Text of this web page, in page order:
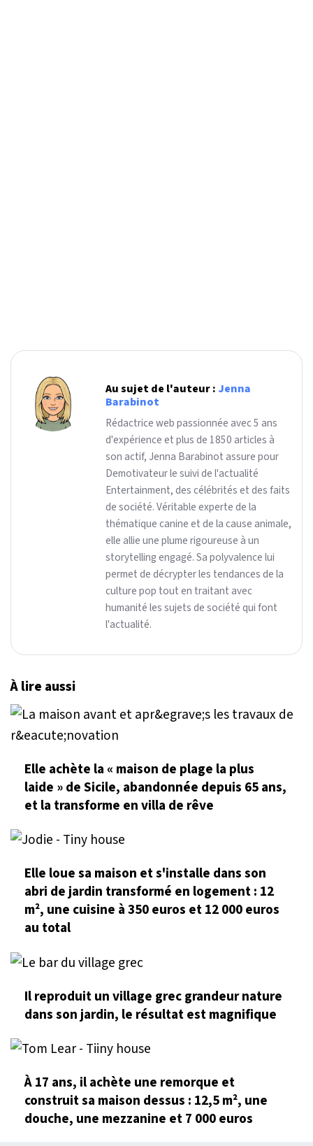
Au sujet de l'auteur : Jenna
Barabinot
Rédactrice web passionnée avec 5 ans
d'expérience et plus de 1850 articles à
son actif, Jenna Barabinot assure pour
Demotivateur le suivi de l'actualité
Entertainment, des célébrités et des faits
de société. Véritable experte de la
thématique canine et de la cause animale,
elle allie une plume rigoureuse à un
storytelling engagé. Sa polyvalence lui
permet de décrypter les tendances de la
culture pop tout en traitant avec
humanité les sujets de société qui font
l'actualité.
À lire aussi
Elle achète la « maison de plage la plus
laide » de Sicile, abandonnée depuis 65 ans,
et la transforme en villa de rêve
Elle loue sa maison et s'installe dans son
abri de jardin transformé en logement : 12
m², une cuisine à 350 euros et 12 000 euros
au total
Il reproduit un village grec grandeur nature
dans son jardin, le résultat est magnifique
À 17 ans, il achète une remorque et
construit sa maison dessus : 12,5 m², une
douche, une mezzanine et 7 000 euros